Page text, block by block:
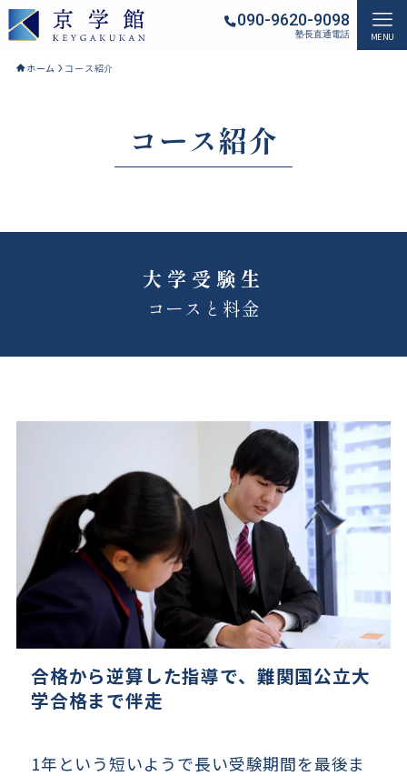
090-9620-9098
塾長直通電話 MENU
ホーム コース紹介
コース紹介
大学受験生
コースと料金
合格から逆算した指導で、 難関国公立大
学合格まで伴走
1年という短いようで長い受験期間を最後ま